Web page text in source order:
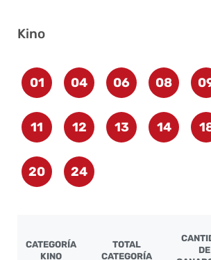
Kino
01 04 06 08
11 12 13 14
20 24
CATEGORÍA
KINO
TOTAL
CATEGORÍA
DE